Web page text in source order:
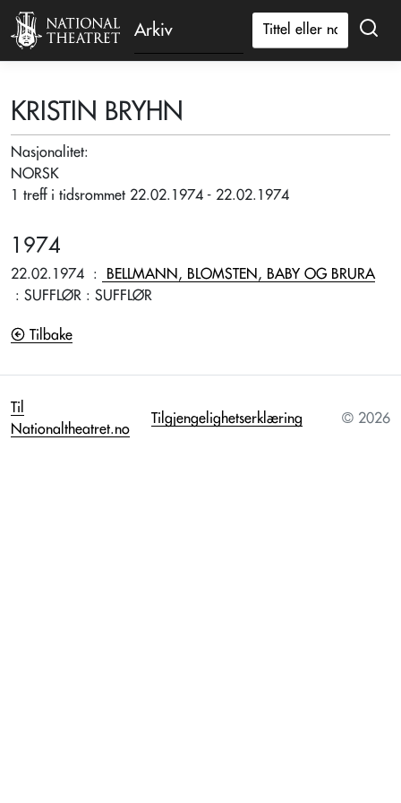
Arkiv
KRISTIN BRYHN
Nasjonalitet:
NORSK
1 treff i tidsrommet 22.02.1974 - 22.02.1974
1974
22.02.1974 :
BELLMANN, BLOMSTEN, BABY OG BRURA
: SUFFLØR : SUFFLØR
Tilbake
Til
Nationaltheatret.no
Tilgjengelighetserklæring © 2026